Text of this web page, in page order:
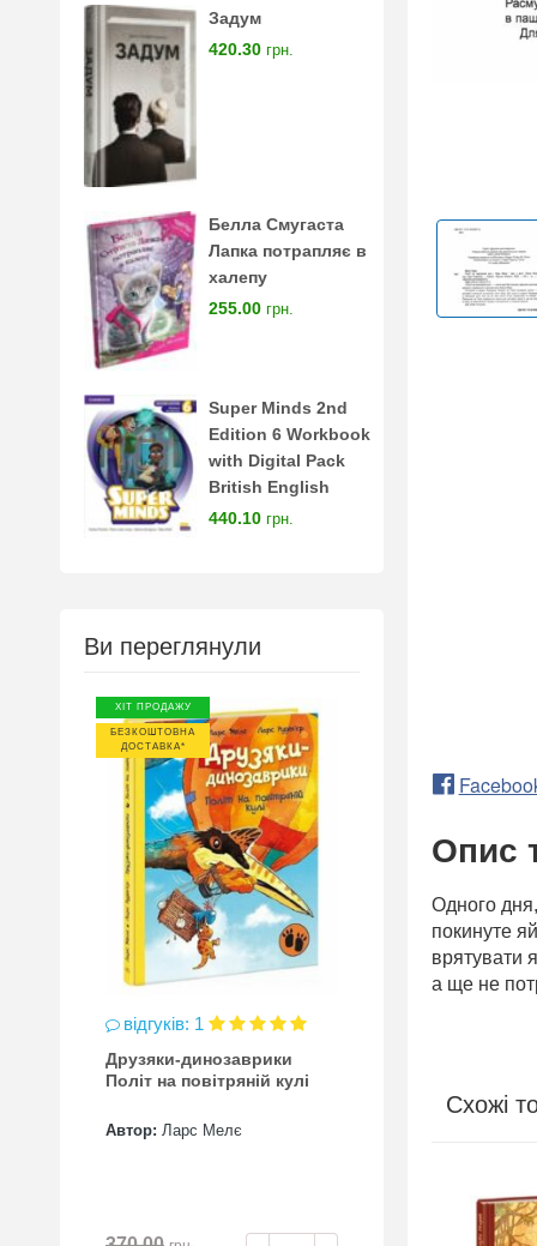
Задум
420.30 грн.
Белла Смугаста
Лапка потрапляє в
халепу
255.00 грн.
Super Minds 2nd
Edition 6 Workbook
with Digital Pack
British English
440.10 грн.
Ви переглянули
ХІТ ПРОДАЖУ
БЕЗКОШТОВНА
ДОСТАВКА*
відгуків: 1
Друзяки-динозаврики
Політ на повітряній кулі
Автор: Ларс Мелє
Опис
Одного дня,
покинуте
врятувати
а ще не
Схожі